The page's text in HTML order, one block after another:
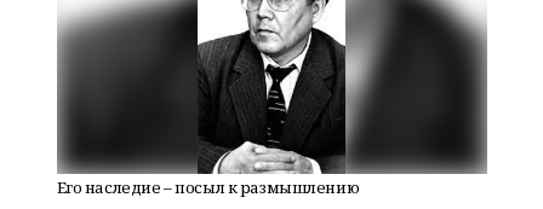
Его наследие – посыл к размышлению